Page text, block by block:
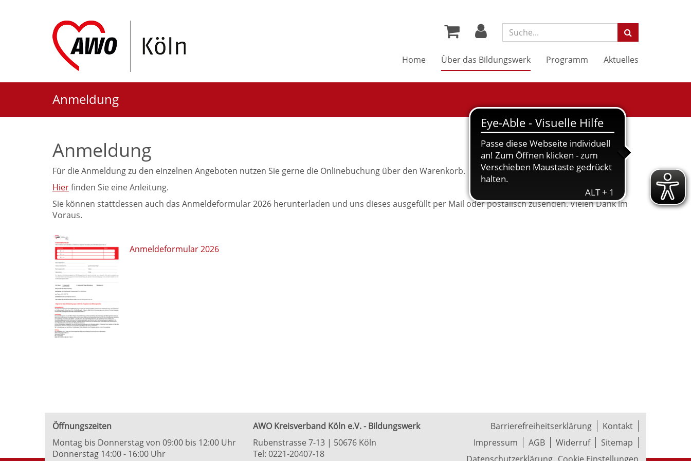
Suchbegriff:
Home Über das Bildungswerk Programm Aktuelles
Anmeldung
Anmeldung
Für die Anmeldung zu den einzelnen Angeboten nutzen Sie gerne die Onlinebuchung über den Warenkorb.
Hierfinden Sie eine Anleitung.
Sie können stattdessen auch das Anmeldeformular 2026 herunterladen und uns dieses ausgefüllt per Mail oder postalisch zusenden. Vielen Dank im
Voraus.
Anmeldeformular 2026
Öffnungszeiten
Montag bis Donnerstag von 09:00 bis 12:00 Uhr
Donnerstag 14:00 - 16:00 Uhr
AWO Kreisverband Köln e.V. - Bildungswerk
Rubenstrasse 7-13 | 50676 Köln
Tel: 0221-20407-18
Barrierefreiheitserklärung
Kontakt
Impressum
AGB Widerruf
Sitemap